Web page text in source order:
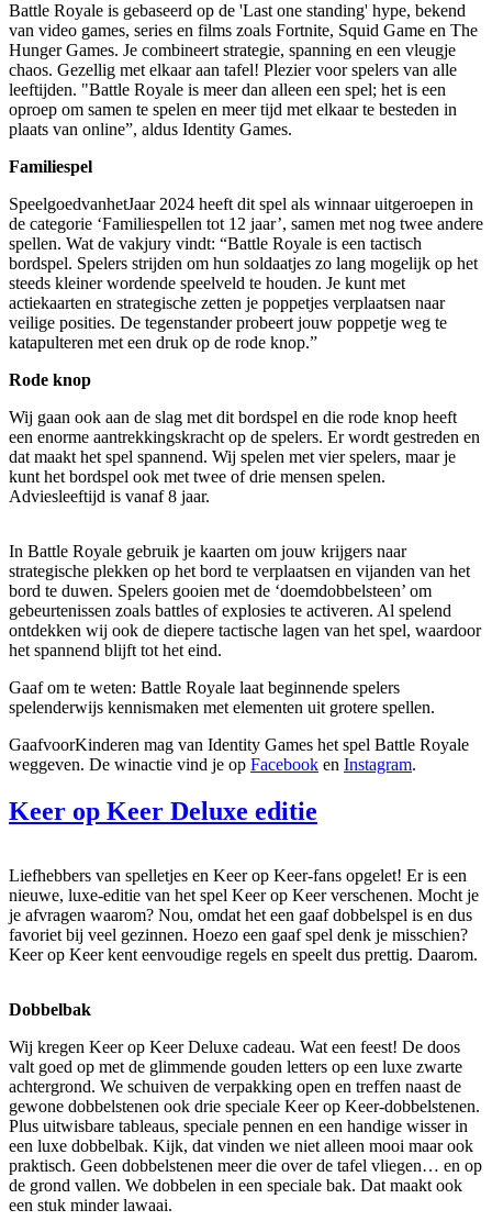
Battle Royale is gebaseerd op de 'Last one standing' hype, bekend
van video games, series en films zoals Fortnite, Squid Game en The
Hunger Games. Je combineert strategie, spanning en een vleugje
chaos. Gezellig met elkaar aan tafel! Plezier voor spelers van alle
leeftijden. "Battle Royale is meer dan alleen een spel; het is een
oproep om samen te spelen en meer tijd met elkaar te besteden in
plaats van online”, aldus Identity Games.
Familiespel
SpeelgoedvanhetJaar 2024 heeft dit spel als winnaar uitgeroepen in
de categorie ‘Familiespellen tot 12 jaar’, samen met nog twee andere
spellen. Wat de vakjury vindt: “Battle Royale is een tactisch
bordspel. Spelers strijden om hun soldaatjes zo lang mogelijk op het
steeds kleiner wordende speelveld te houden. Je kunt met
actiekaarten en strategische zetten je poppetjes verplaatsen naar
veilige posities. De tegenstander probeert jouw poppetje weg te
katapulteren met een druk op de rode knop.”
Rode knop
Wij gaan ook aan de slag met dit bordspel en die rode knop heeft
een enorme aantrekkingskracht op de spelers. Er wordt gestreden en
dat maakt het spel spannend. Wij spelen met vier spelers, maar je
kunt het bordspel ook met twee of drie mensen spelen.
Adviesleeftijd is vanaf 8 jaar.
In Battle Royale gebruik je kaarten om jouw krijgers naar
strategische plekken op het bord te verplaatsen en vijanden van het
bord te duwen. Spelers gooien met de ‘doemdobbelsteen’ om
gebeurtenissen zoals battles of explosies te activeren. Al spelend
ontdekken wij ook de diepere tactische lagen van het spel, waardoor
het spannend blijft tot het eind.
Gaaf om te weten: Battle Royale laat beginnende spelers
spelenderwijs kennismaken met elementen uit grotere spellen.
GaafvoorKinderen mag van Identity Games het spel Battle Royale
weggeven. De winactie vind je op Facebook en Instagram.
Keer op Keer Deluxe editie
Liefhebbers van spelletjes en Keer op Keer-fans opgelet! Er is een
nieuwe, luxe-editie van het spel Keer op Keer verschenen. Mocht je
je afvragen waarom? Nou, omdat het een gaaf dobbelspel is en dus
favoriet bij veel gezinnen. Hoezo een gaaf spel denk je misschien?
Keer op Keer kent eenvoudige regels en speelt dus prettig. Daarom.
Dobbelbak
Wij kregen Keer op Keer Deluxe cadeau. Wat een feest! De doos
valt goed op met de glimmende gouden letters op een luxe zwarte
achtergrond. We schuiven de verpakking open en treffen naast de
gewone dobbelstenen ook drie speciale Keer op Keer-dobbelstenen.
Plus uitwisbare tableaus, speciale pennen en een handige wisser in
een luxe dobbelbak. Kijk, dat vinden we niet alleen mooi maar ook
praktisch. Geen dobbelstenen meer die over de tafel vliegen… en op
de grond vallen. We dobbelen in een speciale bak. Dat maakt ook
een stuk minder lawaai.